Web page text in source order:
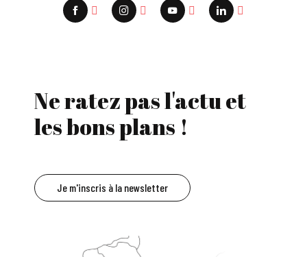
Ne ratez pas l'actu et
les bons plans !
Je m'inscris à la newsletter